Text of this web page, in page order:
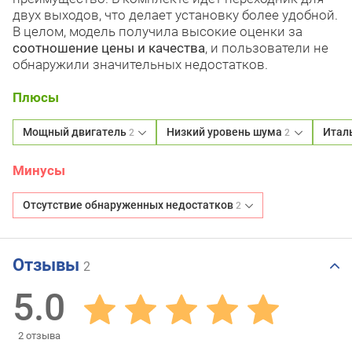
двух выходов, что делает установку более удобной.
В целом, модель получила высокие оценки за
соотношение цены и качества, и пользователи не
обнаружили значительных недостатков.
Плюсы
Мощный двигатель 2 Низкий уровень шума2
Минусы
Отсутствие обнаруженных недостатков 2
Отзывы 2
5.0
2 отзыва